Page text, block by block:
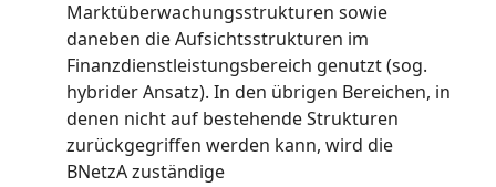
Marktüberwachungsstrukturen sowie
daneben die Aufsichtsstrukturen im
Finanzdienstleistungsbereich genutzt (sog.
hybrider Ansatz). In den übrigen Bereichen, in
denen nicht auf bestehende Strukturen
zurückgegriffen werden kann, wird die
BNetzA zuständige